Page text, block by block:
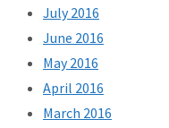
July 2016
June 2016
May 2016
April 2016
March 2016